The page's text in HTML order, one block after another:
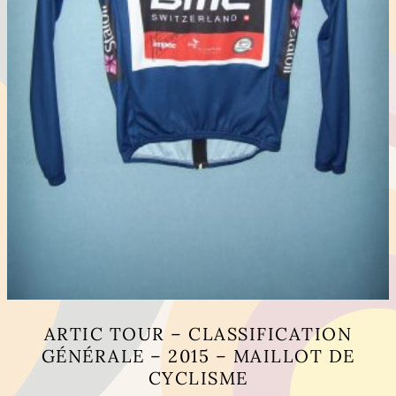
ARTIC TOUR – CLASSIFICATION
GÉNÉRALE – 2015 – MAILLOT DE
CYCLISME